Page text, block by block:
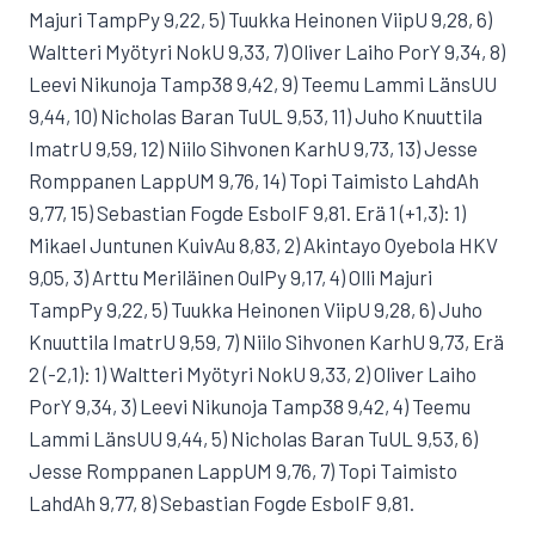
Majuri TampPy 9,22, 5) Tuukka Heinonen ViipU 9,28, 6)
Waltteri Myötyri NokU 9,33, 7) Oliver Laiho PorY 9,34, 8)
Leevi Nikunoja Tamp38 9,42, 9) Teemu Lammi LänsUU
9,44, 10) Nicholas Baran TuUL 9,53, 11) Juho Knuuttila
ImatrU 9,59, 12) Niilo Sihvonen KarhU 9,73, 13) Jesse
Romppanen LappUM 9,76, 14) Topi Taimisto LahdAh
9,77, 15) Sebastian Fogde EsboIF 9,81. Erä 1 (+1,3): 1)
Mikael Juntunen KuivAu 8,83, 2) Akintayo Oyebola HKV
9,05, 3) Arttu Meriläinen OulPy 9,17, 4) Olli Majuri
TampPy 9,22, 5) Tuukka Heinonen ViipU 9,28, 6) Juho
Knuuttila ImatrU 9,59, 7) Niilo Sihvonen KarhU 9,73, Erä
2 (-2,1): 1) Waltteri Myötyri NokU 9,33, 2) Oliver Laiho
PorY 9,34, 3) Leevi Nikunoja Tamp38 9,42, 4) Teemu
Lammi LänsUU 9,44, 5) Nicholas Baran TuUL 9,53, 6)
Jesse Romppanen LappUM 9,76, 7) Topi Taimisto
LahdAh 9,77, 8) Sebastian Fogde EsboIF 9,81.